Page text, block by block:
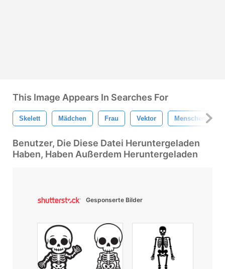
This Image Appears In Searches For
Skelett Mädchen Frau Vektor Menschen
Benutzer, Die Diese Datei Heruntergeladen
Haben, Haben Außerdem Heruntergeladen
Gesponserte Bilder